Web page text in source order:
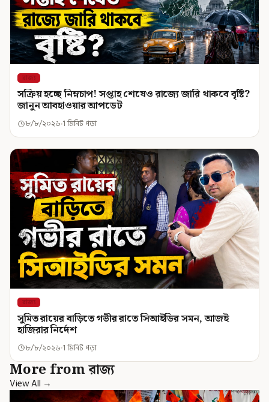
রাজ্য
সক্রিয় হচ্ছে নিম্নচাপ! সপ্তাহ শেষেও রাজ্যে জারি থাকবে বৃষ্টি?
জানুন আবহাওয়ার আপডেট
৮/৮/২০২৬ 1 মিনিট পড়া
রাজ্য
সুমিত রায়ের বাড়িতে গভীর রাতে সিআইডির সমন, আজই
হাজিরার নির্দেশ
৮/৮/২০২৬ 1 মিনিট পড়া
More from রাজ্য
View All →